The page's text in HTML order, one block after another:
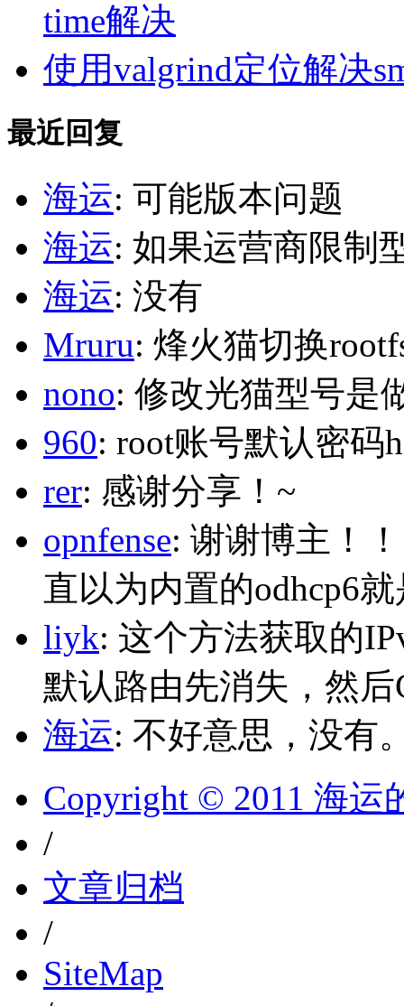
time解决
使用valgrind定位解决
最近回复
海运: 可能版本问题
海运: 如果运营商限制
海运: 没有
Mruru: 烽火猫切换
nono: 修改光猫型号是
960: root账号默认密码
rer: 感谢分享！~
opnfense: 谢谢博主！
直以为内置的odhcp6
liyk: 这个方法获取的
默认路由先消失，然
海运: 不好意思，没有
Copyright © 2011 海运
/
文章归档
/
SiteMap